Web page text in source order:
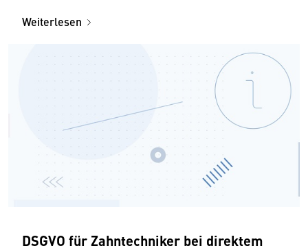
Weiterlesen
DSGVO für Zahntechniker bei direktem